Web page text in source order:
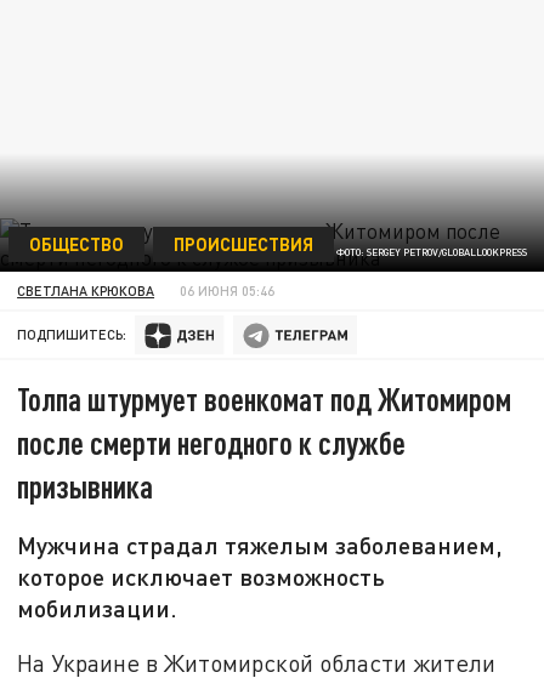
ФОТО: SERGEY PETROV/GLOBALLOOKPRESS
ОБЩЕСТВО ПРОИСШЕСТВИЯ
СВЕТЛАНА КРЮКОВА 06 ИЮНЯ 05:46
ПОДПИШИТЕСЬ:
Толпа штурмует военкомат под Житомиром
после смерти негодного к службе
призывника
Мужчина страдал тяжелым заболеванием,
которое исключает возможность
мобилизации.
На Украине в Житомирской области жители